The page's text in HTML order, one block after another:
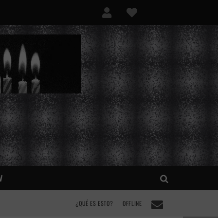
¿QUÉ ES ESTO? OFFLINE